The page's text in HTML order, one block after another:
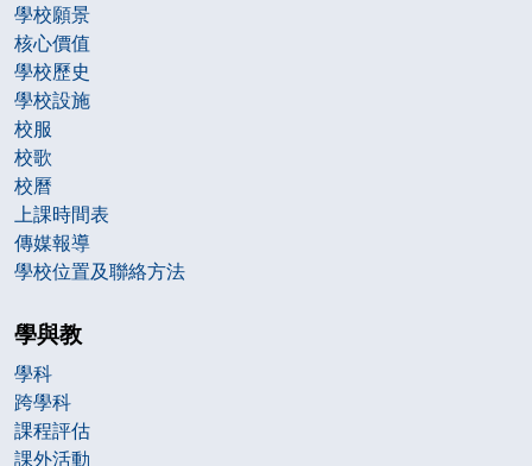
學校願景
核心價值
學校歷史
學校設施
校服
校歌
校曆
上課時間表
傳媒報導
學校位置及聯絡方法
學與教
學科
跨學科
課程評估
課外活動